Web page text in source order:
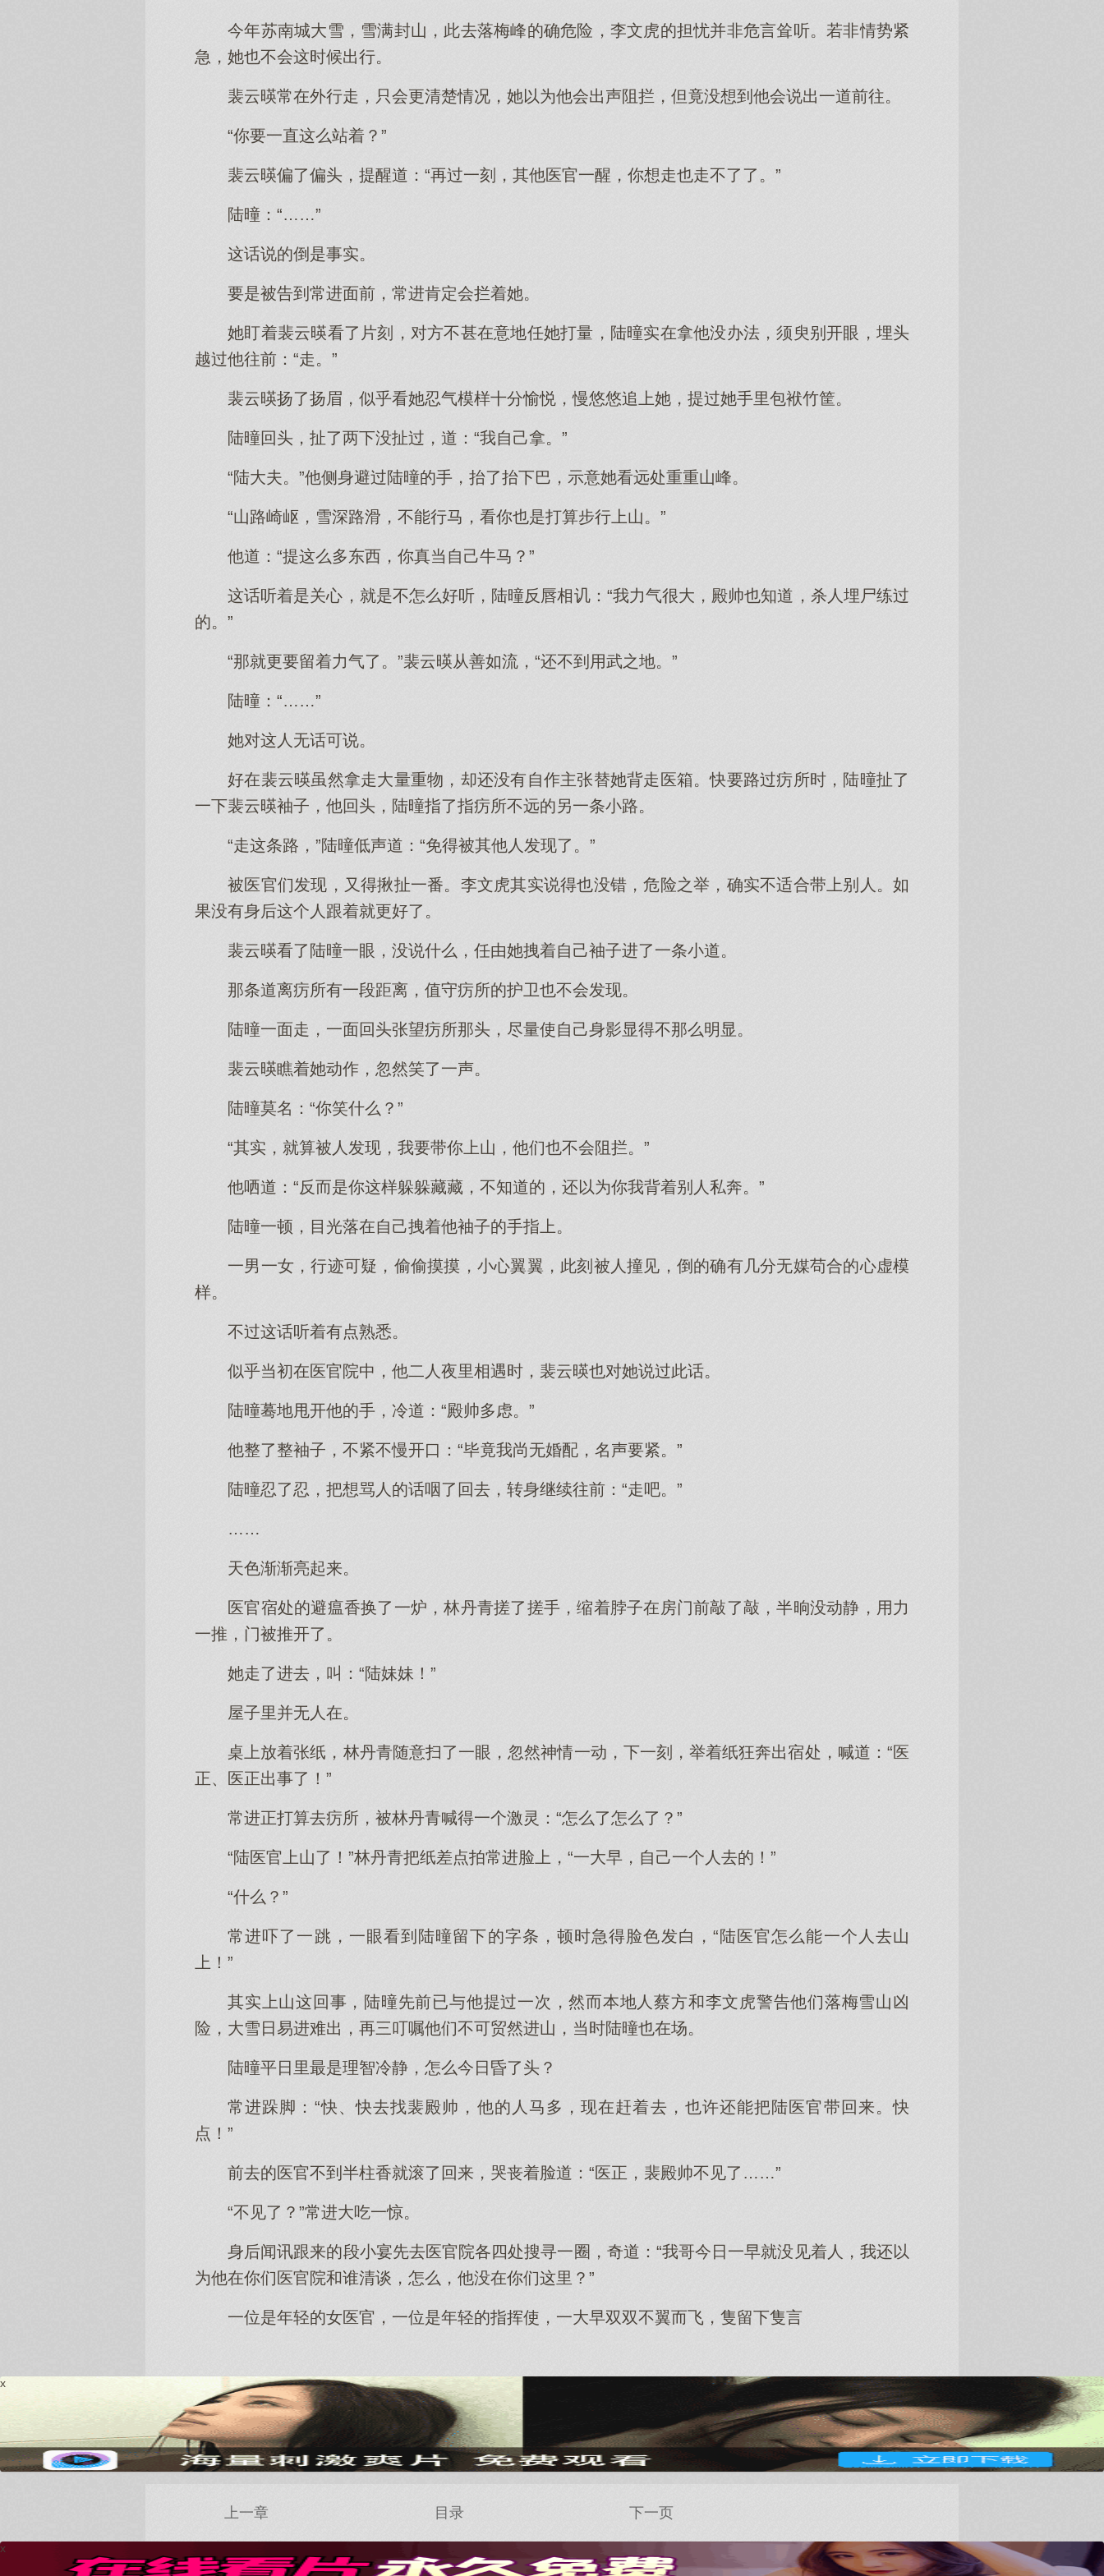
今年苏南城大雪，雪满封山，此去落梅峰的确危险，李文虎的担忧并非危言耸听。若非情势紧
急，她也不会这时候出行。
裴云暎常在外行走，只会更清楚情况，她以为他会出声阻拦，但竟没想到他会说出一道前往。
“你要一直这么站着？”
裴云暎偏了偏头，提醒道：“再过一刻，其他医官一醒，你想走也走不了了。”
陆曈：“……”
这话说的倒是事实。
要是被告到常进面前，常进肯定会拦着她。
她盯着裴云暎看了片刻，对方不甚在意地任她打量，陆曈实在拿他没办法，须臾别开眼，埋头
越过他往前：“走。”
裴云暎扬了扬眉，似乎看她忍气模样十分愉悦，慢悠悠追上她，提过她手里包袱竹筐。
陆曈回头，扯了两下没扯过，道：“我自己拿。”
“陆大夫。”他侧身避过陆曈的手，抬了抬下巴，示意她看远处重重山峰。
“山路崎岖，雪深路滑，不能行马，看你也是打算步行上山。”
他道：“提这么多东西，你真当自己牛马？”
这话听着是关心，就是不怎么好听，陆曈反唇相讥：“我力气很大，殿帅也知道，杀人埋尸练过
的。”
“那就更要留着力气了。”裴云暎从善如流，“还不到用武之地。”
陆曈：“……”
她对这人无话可说。
好在裴云暎虽然拿走大量重物，却还没有自作主张替她背走医箱。快要路过疠所时，陆曈扯了
一下裴云暎袖子，他回头，陆曈指了指疠所不远的另一条小路。
“走这条路，”陆曈低声道：“免得被其他人发现了。”
被医官们发现，又得揪扯一番。李文虎其实说得也没错，危险之举，确实不适合带上别人。如
果没有身后这个人跟着就更好了。
裴云暎看了陆曈一眼，没说什么，任由她拽着自己袖子进了一条小道。
那条道离疠所有一段距离，值守疠所的护卫也不会发现。
陆曈一面走，一面回头张望疠所那头，尽量使自己身影显得不那么明显。
裴云暎瞧着她动作，忽然笑了一声。
陆曈莫名：“你笑什么？”
“其实，就算被人发现，我要带你上山，他们也不会阻拦。”
他哂道：“反而是你这样躲躲藏藏，不知道的，还以为你我背着别人私奔。”
陆曈一顿，目光落在自己拽着他袖子的手指上。
一男一女，行迹可疑，偷偷摸摸，小心翼翼，此刻被人撞见，倒的确有几分无媒苟合的心虚模
样。
不过这话听着有点熟悉。
似乎当初在医官院中，他二人夜里相遇时，裴云暎也对她说过此话。
陆曈蓦地甩开他的手，冷道：“殿帅多虑。”
他整了整袖子，不紧不慢开口：“毕竟我尚无婚配，名声要紧。”
陆曈忍了忍，把想骂人的话咽了回去，转身继续往前：“走吧。”
……
天色渐渐亮起来。
医官宿处的避瘟香换了一炉，林丹青搓了搓手，缩着脖子在房门前敲了敲，半晌没动静，用力
一推，门被推开了。
她走了进去，叫：“陆妹妹！”
屋子里并无人在。
桌上放着张纸，林丹青随意扫了一眼，忽然神情一动，下一刻，举着纸狂奔出宿处，喊道：“医
正、医正出事了！”
常进正打算去疠所，被林丹青喊得一个激灵：“怎么了怎么了？”
“陆医官上山了！”林丹青把纸差点拍常进脸上，“一大早，自己一个人去的！”
“什么？”
常进吓了一跳，一眼看到陆曈留下的字条，顿时急得脸色发白，“陆医官怎么能一个人去山
上！”
其实上山这回事，陆曈先前已与他提过一次，然而本地人蔡方和李文虎警告他们落梅雪山凶
险，大雪日易进难出，再三叮嘱他们不可贸然进山，当时陆曈也在场。
陆曈平日里最是理智冷静，怎么今日昏了头？
常进跺脚：“快、快去找裴殿帅，他的人马多，现在赶着去，也许还能把陆医官带回来。快
点！”
前去的医官不到半柱香就滚了回来，哭丧着脸道：“医正，裴殿帅不见了……”
“不见了？”常进大吃一惊。
身后闻讯跟来的段小宴先去医官院各四处搜寻一圈，奇道：“我哥今日一早就没见着人，我还以
为他在你们医官院和谁清谈，怎么，他没在你们这里？”
一位是年轻的女医官，一位是年轻的指挥使，一大早双双不翼而飞，隻留下隻言
x
上一章 目录 下一页
x